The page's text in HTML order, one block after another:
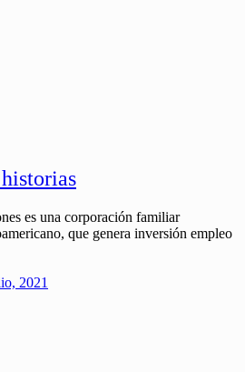
es una corporación familiar
que genera inversión empleo
2021